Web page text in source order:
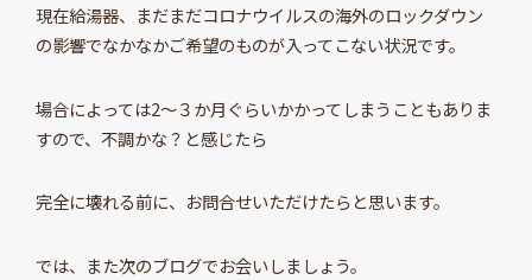
現在給湯器、まだまだコロナウイルスの海外のロックダウン
の影響でなかなかご希望のものが入ってこない状況です。
場合によっては2～３か月ぐらいかかってしまうこともありま
すので、不調かな？と感じたら
完全に壊れる前に、お問合せいただけたらと思います。
では、また次のブログでお会いしましょう。